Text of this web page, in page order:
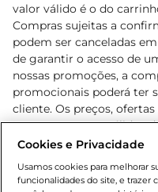
valor válido é o do
Compras sujeitas a
podem ser canceladas
de garantir o acesso de
nossas promoções, a
promocionais poderá ter
cliente. Os preços,
o e-commerce e válidos
sofrer alterações sem
Lei n.º 8069/90, art. 81,
Cookies e Privacidade
Usamos cookies para melhorar
funcionalidades do site, e trazer